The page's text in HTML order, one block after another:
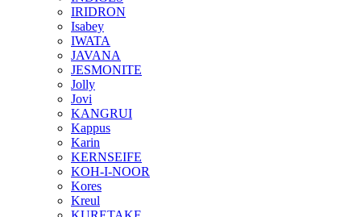
IRIDRON
Isabey
IWATA
JAVANA
JESMONITE
Jolly
Jovi
KANGRUI
Kappus
Karin
KERNSEIFE
KOH-I-NOOR
Kores
Kreul